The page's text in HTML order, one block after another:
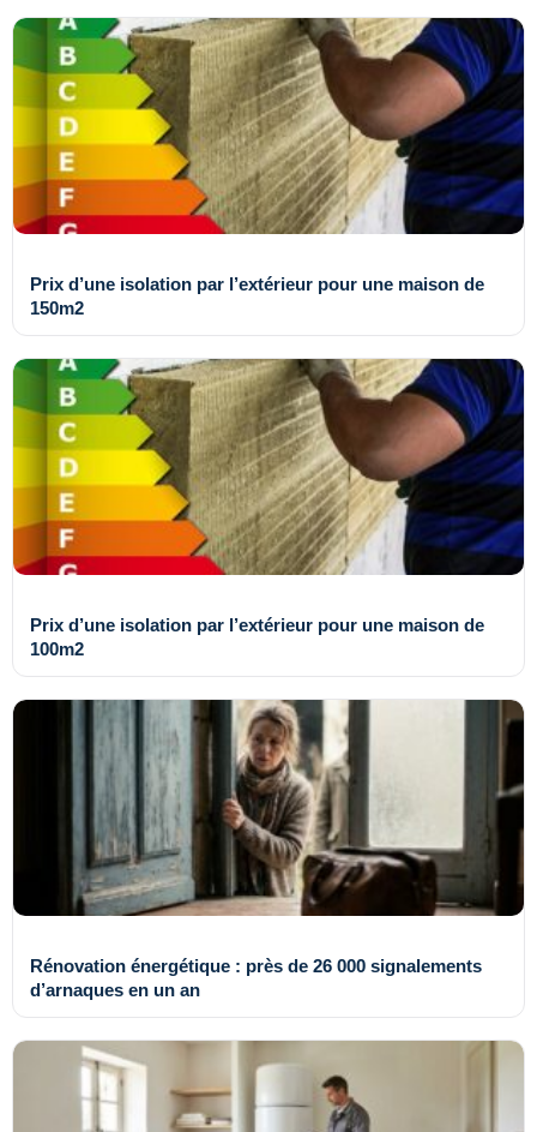
Prix d’une isolation par l’extérieur pour une maison de
150m2
Prix d’une isolation par l’extérieur pour une maison de
100m2
Rénovation énergétique : près de 26 000 signalements
d’arnaques en un an